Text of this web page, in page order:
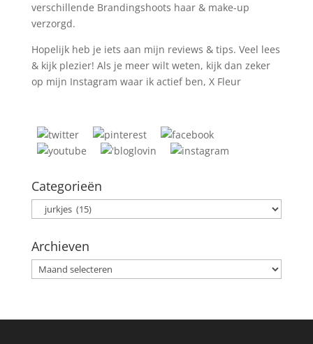
verschillende Brandingshoots haar & make-up
verzorgd.
Hopelijk heb je iets aan mijn reviews & tips. Veel lees
& kijk plezier! Als je meer wilt weten, kijk dan zeker
op mijn Instagram waar ik actief ben, X Fleur
Categorieën
Categorieën
Archieven
Archieven